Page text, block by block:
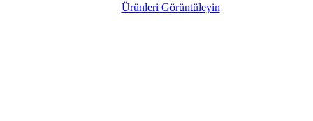
Ürünleri Görüntüleyin